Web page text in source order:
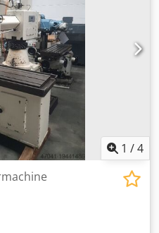
tafel - pinole
Verstelbaarheid van de
- 400 mm
1 /4